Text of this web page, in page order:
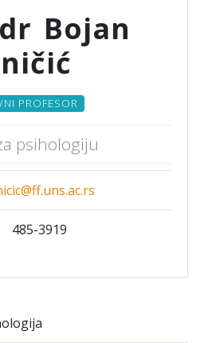
Bojan
PROFESOR
psihologiju
485-3919